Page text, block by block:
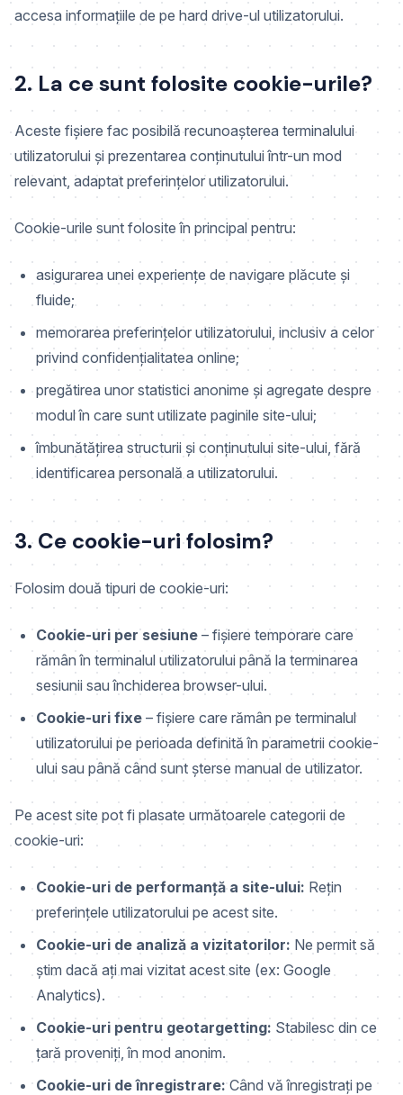
accesa informațiile de pe hard drive-ul utilizatorului.
2. La ce sunt folosite cookie-urile?
Aceste fișiere fac posibilă recunoașterea terminalului
utilizatorului și prezentarea conținutului într-un mod
relevant, adaptat preferințelor utilizatorului.
Cookie-urile sunt folosite în principal pentru:
asigurarea unei experiențe de navigare plăcute și
fluide;
memorarea preferințelor utilizatorului, inclusiv a celor
privind confidențialitatea online;
pregătirea unor statistici anonime și agregate despre
modul în care sunt utilizate paginile site-ului;
îmbunătățirea structurii și conținutului site-ului, fără
identificarea personală a utilizatorului.
3. Ce cookie-uri folosim?
Folosim două tipuri de cookie-uri:
Cookie-uri per sesiune – fișiere temporare care
rămân în terminalul utilizatorului până la terminarea
sesiunii sau închiderea browser-ului.
Cookie-uri fixe – fișiere care rămân pe terminalul
utilizatorului pe perioada definită în parametrii cookie-
ului sau până când sunt șterse manual de utilizator.
Pe acest site pot fi plasate următoarele categorii de
cookie-uri:
Cookie-uri de performanță a site-ului: Rețin
preferințele utilizatorului pe acest site.
Cookie-uri de analiză a vizitatorilor: Ne permit să
știm dacă ați mai vizitat acest site (ex: Google
Analytics).
Cookie-uri pentru geotargetting: Stabilesc din ce
țară proveniți, în mod anonim.
Cookie-uri de înregistrare:Când vă înregistrați pe